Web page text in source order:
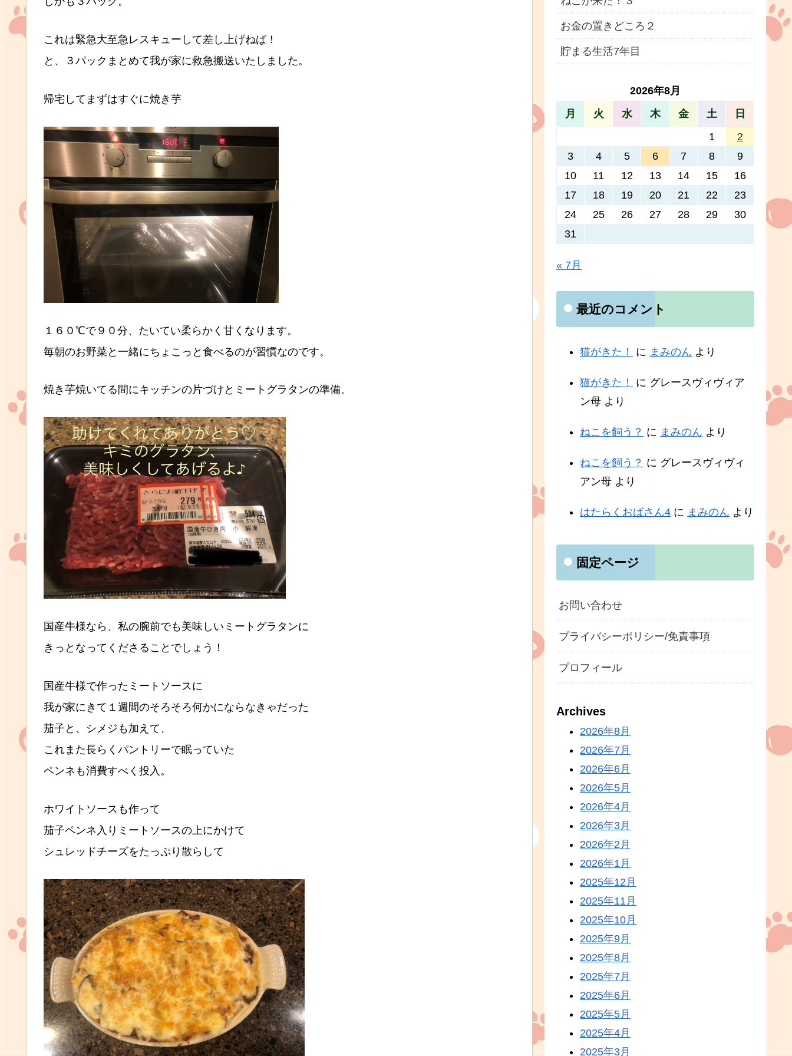
これは緊急大至急レスキューして差し上げねば！
と、３パックまとめて我が家に救急搬送いたしました。
帰宅してまずはすぐに焼き芋
１６０℃で９０分、たいてい柔らかく甘くなります。
毎朝のお野菜と一緒にちょこっと食べるのが習慣なのです。
焼き芋焼いてる間にキッチンの片づけとミートグラタンの準備。
国産牛様なら、私の腕前でも美味しいミートグラタンに
きっとなってくださることでしょう！
国産牛様で作ったミートソースに
我が家にきて１週間のそろそろ何かにならなきゃだった
茄子と、シメジも加えて、
これまた長らくパントリーで眠っていた
ペンネも消費すべく投入。
ホワイトソースも作って
茄子ペンネ入りミートソースの上にかけて
シュレッドチーズをたっぷり散らして
お金の置きどころ２
貯まる生活7年目
2026年8月
月
火 水 木 金 土
日
1
2
3
4 5 6 7 8
9
10
11 12 13 14 15
16
17
18 19 20 21 22
23
24
25 26 27 28 29
30
31
« 7月
最近のコメント
猫がきた！ に まみのん より
猫がきた！ に グレースヴィヴィア
ン母 より
ねこを飼う？ に まみのん より
ねこを飼う？ に グレースヴィヴィ
アン母 より
はたらくおばさん4 に まみのん より
固定ページ
お問い合わせ
プライバシーポリシー/免責事項
プロフィール
Archives
2026年8月
2026年7月
2026年6月
2026年5月
2026年4月
2026年3月
2026年2月
2026年1月
2025年12月
2025年11月
2025年10月
2025年9月
2025年8月
2025年7月
2025年6月
2025年5月
2025年4月
2025年3月